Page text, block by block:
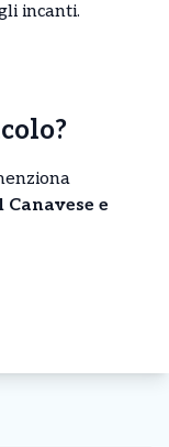
incanti.
Canavese e